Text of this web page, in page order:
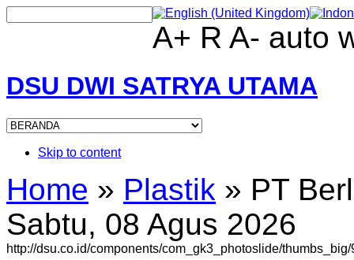
A+ R A- auto
DSU DWI SATRYA UTAMA
Skip to content
Home » Plastik » PT
Sabtu, 08 Agus 2026
http://dsu.co.id/components/com_gk3_photoslide/